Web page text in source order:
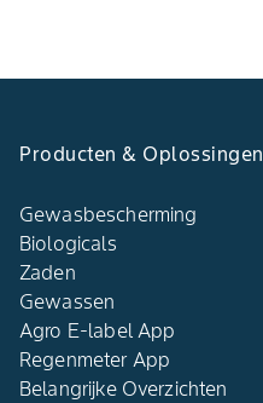
Producten & Oplossingen
Gewasbescherming
Biologicals
Zaden
Gewassen
Agro E-label App
Regenmeter App
Belangrijke Overzichten